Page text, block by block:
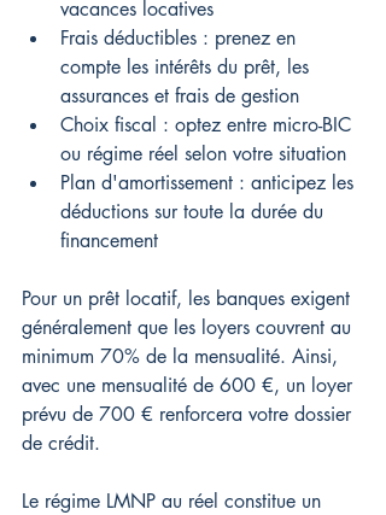
vacances locatives
Frais déductibles : prenez en
compte les intérêts du prêt, les
assurances et frais de gestion
Choix fiscal : optez entre micro-BIC
ou régime réel selon votre situation
Plan d'amortissement : anticipez les
déductions sur toute la durée du
financement
Pour un prêt locatif, les banques exigent
généralement que les loyers couvrent au
minimum 70% de la mensualité. Ainsi,
avec une mensualité de 600 €, un loyer
prévu de 700 € renforcera votre dossier
de crédit.
Le régime LMNP au réel constitue un